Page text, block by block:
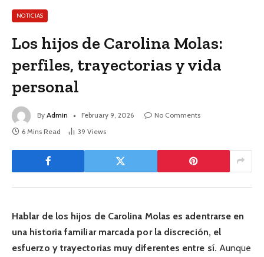
NOTICIAS
Los hijos de Carolina Molas:
perfiles, trayectorias y vida
personal
By Admin February 9, 2026
No Comments
6 Mins Read
39 Views
Hablar de los hijos de Carolina Molas es adentrarse en
una historia familiar marcada por la discreción, el
esfuerzo y trayectorias muy diferentes entre sí. Aunque